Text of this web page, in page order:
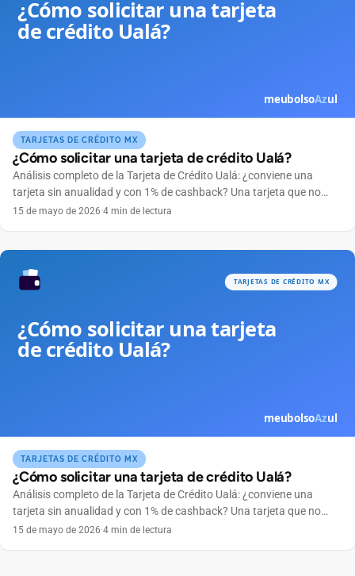
TARJETAS DE CRÉDITO MX
¿Cómo solicitar una tarjeta de crédito Ualá?
Análisis completo de la Tarjeta de Crédito Ualá: ¿conviene una
tarjeta sin anualidad y con 1% de cashback? Una tarjeta que no
cobra anualidad, se maneja por completo desde el celular y
15 de mayo de 2026·4 min de lectura
TARJETAS DE CRÉDITO MX
¿Cómo solicitar una tarjeta de crédito Ualá?
Análisis completo de la Tarjeta de Crédito Ualá: ¿conviene una
tarjeta sin anualidad y con 1% de cashback? Una tarjeta que no
cobra anualidad, se maneja por completo desde el celular y
15 de mayo de 2026·4 min de lectura